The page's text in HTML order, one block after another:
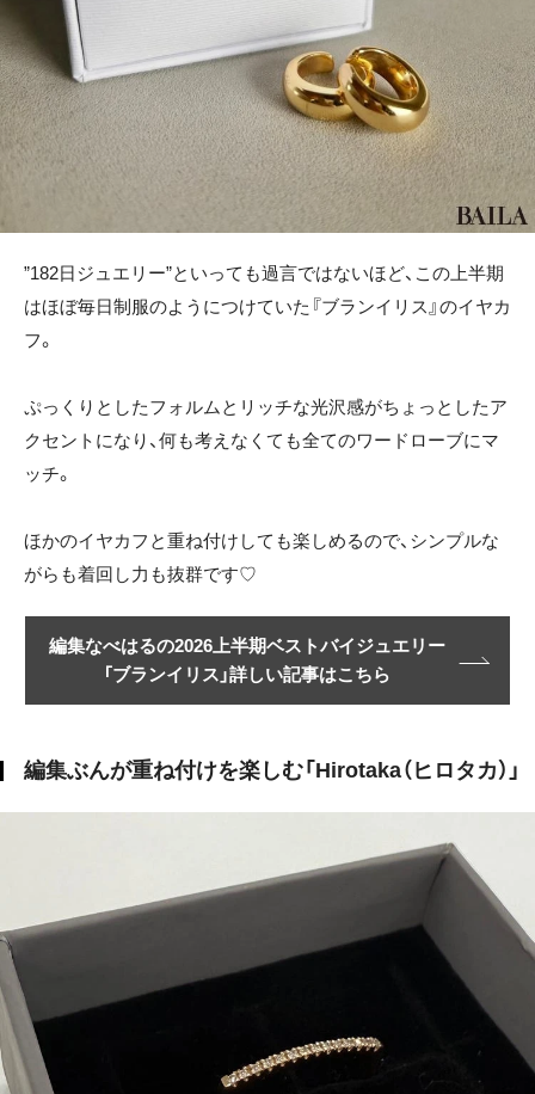
”182日ジュエリー”といっても過言ではないほど、この上半期
はほぼ毎日制服のようにつけていた『ブランイリス』のイヤカ
フ。
ぷっくりとしたフォルムとリッチな光沢感がちょっとしたア
クセントになり、何も考えなくても全てのワードローブにマ
ッチ。
ほかのイヤカフと重ね付けしても楽しめるので、シンプルな
がらも着回し力も抜群です♡
編集なべはるの2026上半期ベストバイジュエリー
「ブランイリス」詳しい記事はこちら
編集ぶんが重ね付けを楽しむ「Hirotaka（ヒロタカ）」